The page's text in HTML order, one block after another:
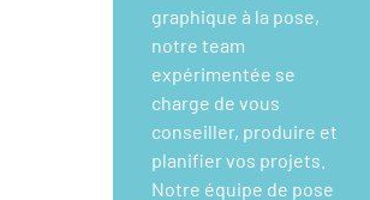
graphique à la pose,
notre team
expérimentée se
charge de vous
conseiller, produire et
planifier vos projets.
Notre équipe de pose